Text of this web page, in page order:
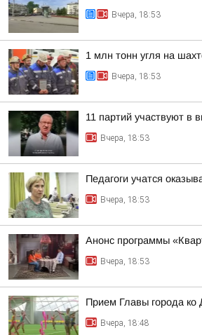
Вчера, 18:53
1 млн тонн угля на
Вчера, 18:53
11 партий участвуют в
Вчера, 18:53
Педагоги учатся
Вчера, 18:53
Анонс программы
Вчера, 18:53
Прием Главы города ко
Вчера, 18:48